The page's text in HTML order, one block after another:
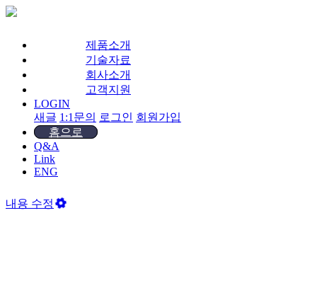
제품소개
기술자료
회사소개
고객지원
LOGIN
새글 1:1문의 로그인 회원가입
홈으로
Q&A
Link
ENG
내용 수정